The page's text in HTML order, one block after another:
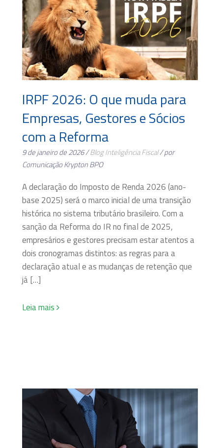
IRPF 2026: O que muda para
Empresas, Gestores e Sócios
com a Reforma
9 de janeiro de 2026 /BlogInteligência Fiscal/ por
Comunicação Krypton BPO
A declaração do Imposto de Renda 2026 (ano-
base 2025) será o marco inicial de uma transição
histórica no sistema tributário brasileiro. Com a
sanção da Reforma do IR no final de 2025,
empresários e gestores precisam estar atentos a
dois cronogramas distintos: as regras para a
declaração atual e as mudanças de retenção que
já […]
Leia mais